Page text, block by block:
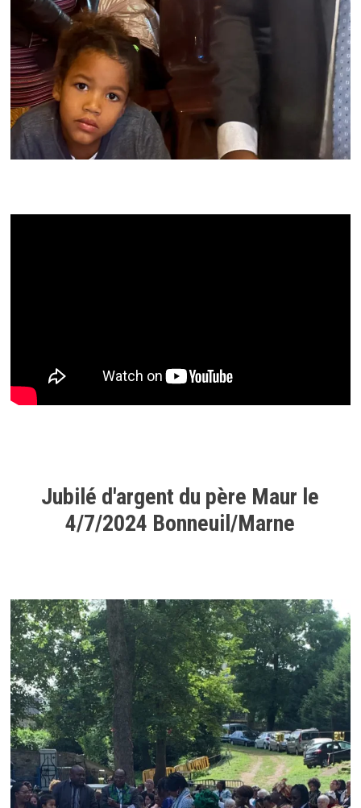
Jubilé d'argent du père Maur le
4/7/2024 Bonneuil/Marne